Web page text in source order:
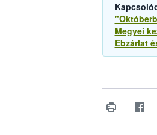
Megyei
Ebzárlat